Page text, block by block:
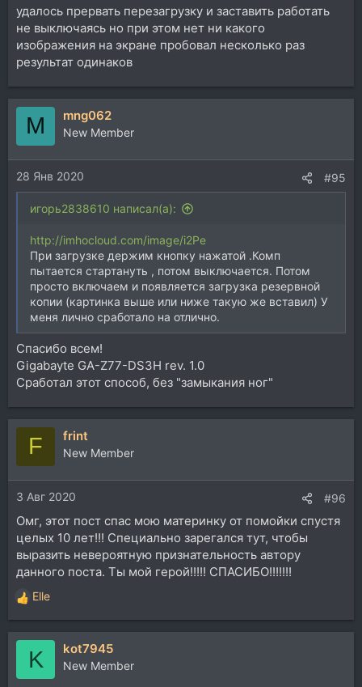
удалось прервать перезагрузку и заставить работать
не выключаясь но при этом нет ни какого
изображения на экране пробовал несколько раз
результат одинаков
M mng062
New Member
28 Янв 2020 #95
игорь2838610 написал(а):
http://imhocloud.com/image/i2Pe
При загрузке держим кнопку нажатой .Комп
пытается стартануть , потом выключается. Потом
просто включаем и появляется загрузка резервной
копии (картинка выше или ниже такую же вставил) У
меня лично сработало на отлично.
Спасибо всем!
Gigabayte GA-Z77-DS3H rev. 1.0
Сработал этот способ, без "замыкания ног"
F frint
New Member
3 Авг 2020 #96
Омг, этот пост спас мою материнку от помойки спустя
целых 10 лет!!! Специально зарегался тут, чтобы
выразить невероятную признательность автору
данного поста. Ты мой герой!!!!! СПАСИБО!!!!!!!
Р
е
а
и
Elle
K kot7945
New Member